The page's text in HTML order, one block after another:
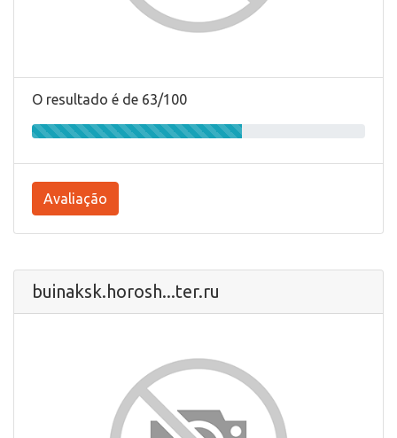
O resultado é de 63/100
Avaliação
buinaksk.horosh...ter.ru